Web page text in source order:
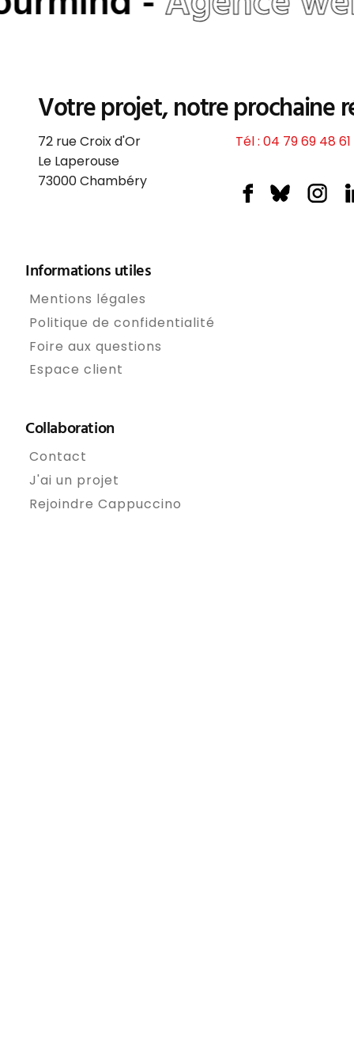
Votre projet, notre prochaine
72 rue Croix d'Or
Le Laperouse
73000Chambéry
Tél : 04 79 69 48 61
Informations utiles
Mentions légales
Politique de confidentialité
Foire aux questions
Espace client
Collaboration
Contact
J'ai un projet
Rejoindre Cappuccino